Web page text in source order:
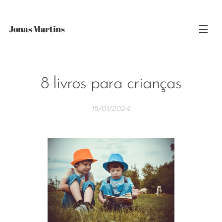
Jonas Martins
8 livros para crianças
15/01/2024